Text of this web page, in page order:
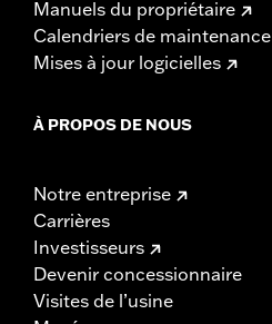
Manuels du propriétaire
Calendriers de maintenance
Mises à jour logicielles
À PROPOS DE NOUS
Notre entreprise
Carrières
Investisseurs
Devenir concessionnaire
Visites de l’usine